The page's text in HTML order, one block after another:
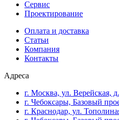
Сервис
Проектирование
Оплата и доставка
Cтатьи
Компания
Контакты
Адреса
г. Москва, ул. Верейская,
г. Чебоксары, Базовый
г. Краснодар, ул.